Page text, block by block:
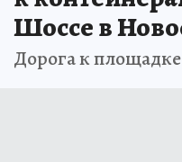
Шоссе в
Дорога к